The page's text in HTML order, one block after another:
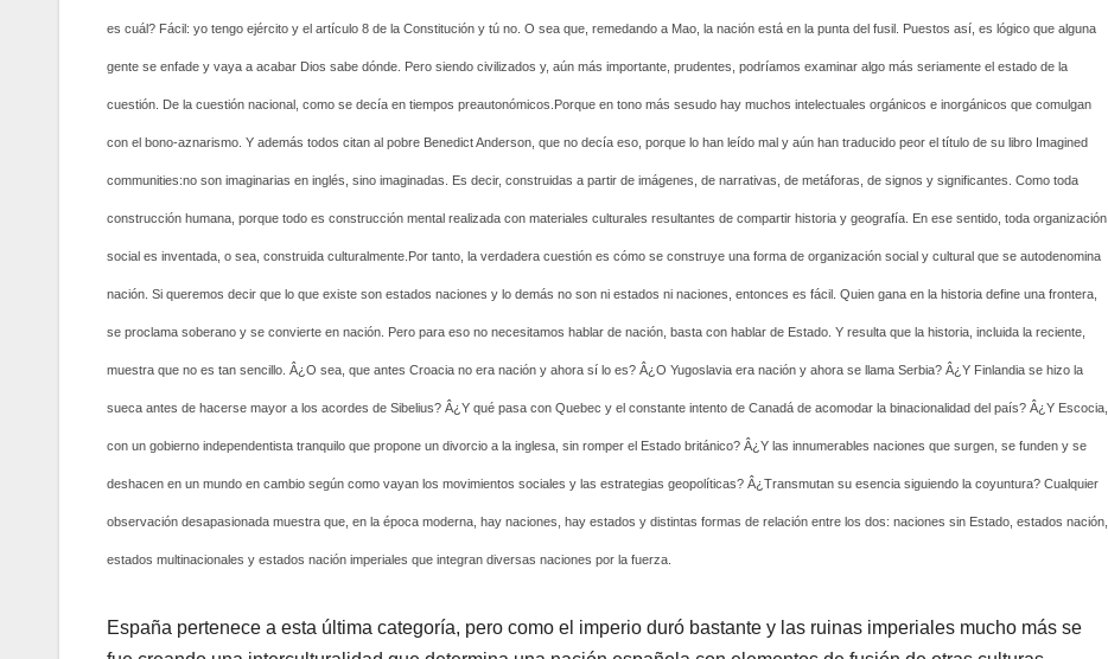
es cuál? Fácil: yo tengo ejército y el artí­culo 8 de la Constitución y tú no. O sea que, remedando a Mao, la nación está en la punta del fusil. Puestos así­, es lógico que alguna
gente se enfade y vaya a acabar Dios sabe dónde. Pero siendo civilizados y, aún más importante, prudentes, podrí­amos examinar algo más seriamente el estado de la
cuestión. De la cuestión nacional, como se decí­a en tiempos preautonómicos. Porque en tono más sesudo hay muchos intelectuales orgánicos e inorgánicos que comulgan
con el bono-aznarismo. Y además todos citan al pobre Benedict Anderson, que no decí­a eso, porque lo han leí­do mal y aún han traducido peor el tí­tulo de su libro Imagined
communities:no son imaginarias en inglés, sino imaginadas. Es decir, construidas a partir de imágenes, de narrativas, de metáforas, de signos y significantes. Como toda
construcción humana, porque todo es construcción mental realizada con materiales culturales resultantes de compartir historia y geografí­a. En ese sentido, toda organización
social es inventada, o sea, construida culturalmente. Por tanto, la verdadera cuestión es cómo se construye una forma de organización social y cultural que se autodenomina
nación. Si queremos decir que lo que existe son estados naciones y lo demás no son ni estados ni naciones, entonces es fácil. Quien gana en la historia define una frontera,
se proclama soberano y se convierte en nación. Pero para eso no necesitamos hablar de nación, basta con hablar de Estado. Y resulta que la historia, incluida la reciente,
muestra que no es tan sencillo. Â¿O sea, que antes Croacia no era nación y ahora sí­ lo es? Â¿O Yugoslavia era nación y ahora se llama Serbia? Â¿Y Finlandia se hizo la
sueca antes de hacerse mayor a los acordes de Sibelius? Â¿Y qué pasa con Quebec y el constante intento de Canadá de acomodar la binacionalidad del paí­s? Â¿Y Escocia,
con un gobierno independentista tranquilo que propone un divorcio a la inglesa, sin romper el Estado británico? Â¿Y las innumerables naciones que surgen, se funden y se
deshacen en un mundo en cambio según como vayan los movimientos sociales y las estrategias geopolí­ticas? Â¿Transmutan su esencia siguiendo la coyuntura? Cualquier
observación desapasionada muestra que, en la época moderna, hay naciones, hay estados y distintas formas de relación entre los dos: naciones sin Estado, estados nación,
estados multinacionales y estados nación imperiales que integran diversas naciones por la fuerza.
España pertenece a esta última categorí­a, pero como el imperio duró bastante y las ruinas imperiales mucho más se